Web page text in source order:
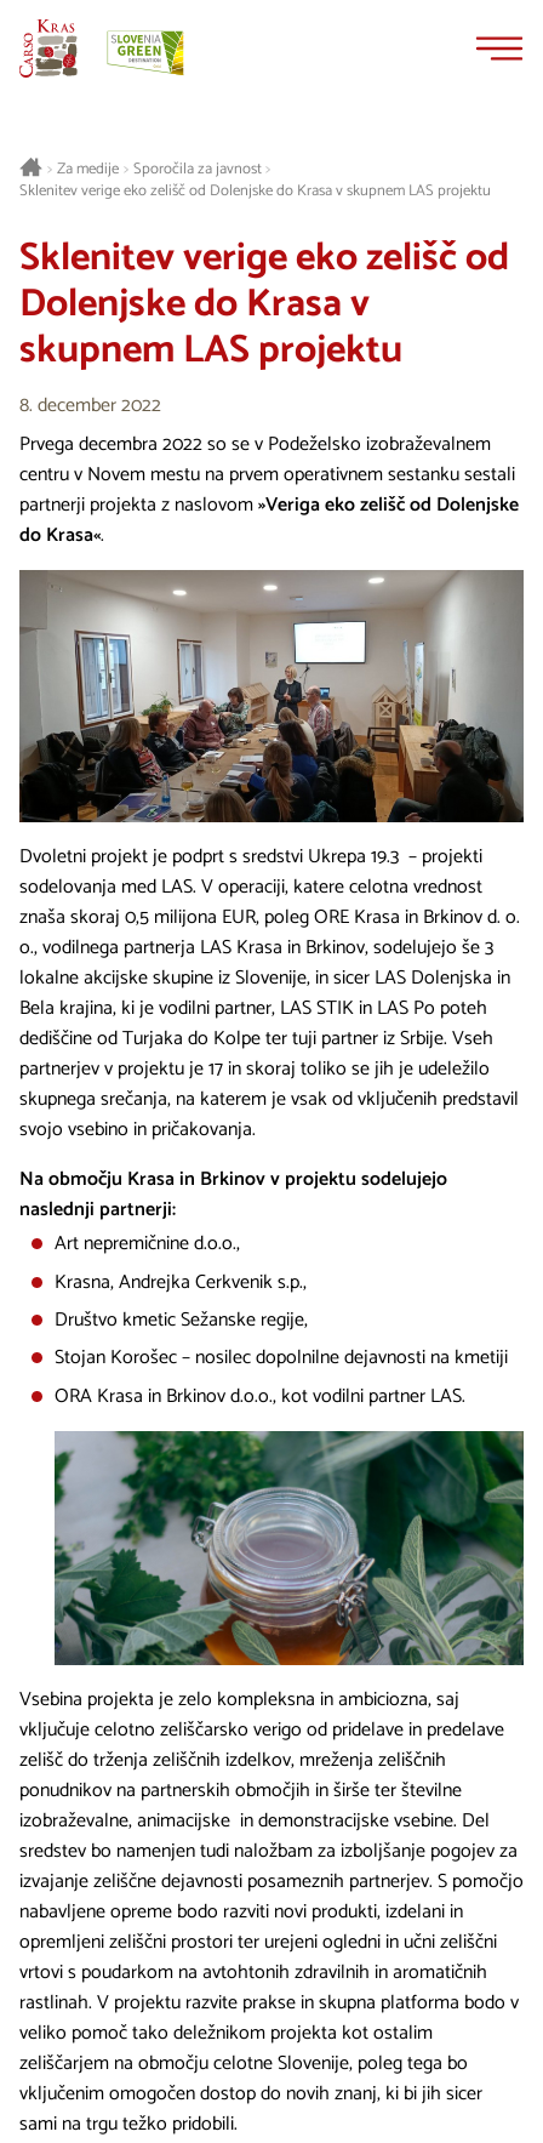
>Za medije> Sporočila za javnost>
Sklenitev verige eko zelišč od Dolenjske do Krasa v skupnem LAS projektu
Sklenitev verige eko zelišč od
Dolenjske do Krasa v
skupnem LAS projektu
8. december 2022
Prvega decembra 2022 so se v Podeželsko izobraževalnem
centru v Novem mestu na prvem operativnem sestanku sestali
partnerji projekta z naslovom»Veriga eko zelišč od Dolenjske
do Krasa«.
Dvoletni projekt je podprt s sredstvi Ukrepa 19.3 – projekti
sodelovanja med LAS. V operaciji, katere celotna vrednost
znaša skoraj 0,5 milijona EUR, poleg ORE Krasa in Brkinov d. o.
o., vodilnega partnerja LAS Krasa in Brkinov, sodelujejo še 3
lokalne akcijske skupine iz Slovenije, in sicer LAS Dolenjska in
Bela krajina, ki je vodilni partner, LAS STIK in LAS Po poteh
dediščine od Turjaka do Kolpe ter tuji partner iz Srbije. Vseh
partnerjev v projektu je 17 in skoraj toliko se jih je udeležilo
skupnega srečanja, na katerem je vsak od vključenih predstavil
svojo vsebino in pričakovanja.
Na območju Krasa in Brkinov v projektu sodelujejo
naslednji partnerji:
Art nepremičnine d.o.o.,
Krasna, Andrejka Cerkvenik s.p.,
Društvo kmetic Sežanske regije,
Stojan Korošec – nosilec dopolnilne dejavnosti na kmetiji
ORA Krasa in Brkinov d.o.o., kot vodilni partner LAS.
Vsebina projekta je zelo kompleksna in ambiciozna, saj
vključuje celotno zeliščarsko verigo od pridelave in predelave
zelišč do trženja zeliščnih izdelkov, mreženja zeliščnih
ponudnikov na partnerskih območjih in širše ter številne
izobraževalne, animacijske in demonstracijske vsebine. Del
sredstev bo namenjen tudi naložbam za izboljšanje pogojev za
izvajanje zeliščne dejavnosti posameznih partnerjev. S pomočjo
nabavljene opreme bodo razviti novi produkti, izdelani in
opremljeni zeliščni prostori ter urejeni ogledni in učni zeliščni
vrtovi s poudarkom na avtohtonih zdravilnih in aromatičnih
rastlinah. V projektu razvite prakse in skupna platforma bodo v
veliko pomoč tako deležnikom projekta kot ostalim
zeliščarjem na območju celotne Slovenije, poleg tega bo
vključenim omogočen dostop do novih znanj, ki bi jih sicer
sami na trgu težko pridobili.